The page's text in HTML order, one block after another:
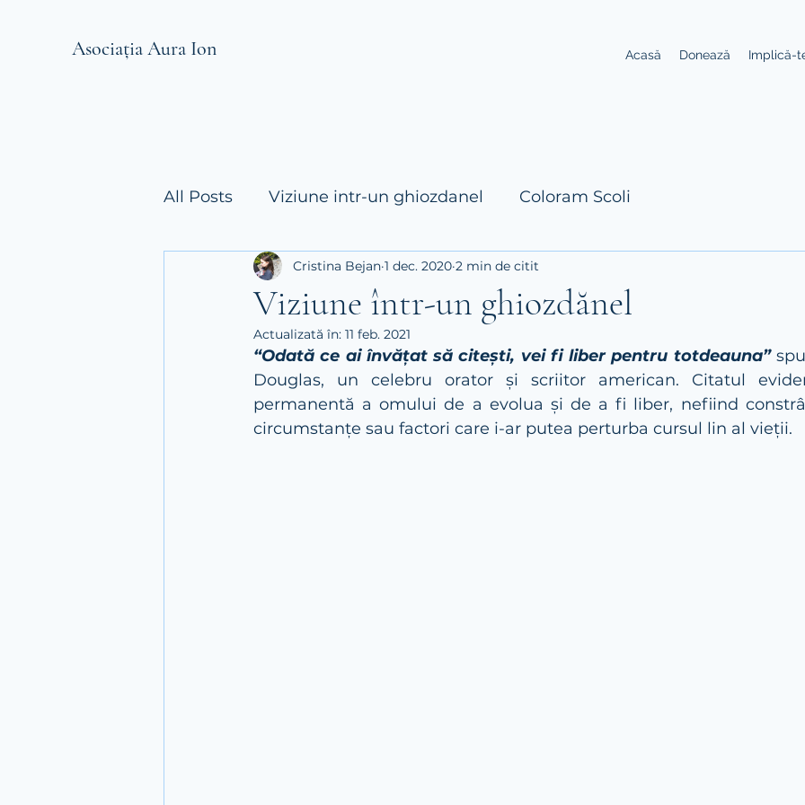
Asociația Aura Ion Acasă Donează Implică-
All Posts Viziune intr-un ghiozdanel Coloram Scoli
Viziune într-un ghiozdănel
Cristina Bejan 1 dec. 2020 2 min de citit
Actualizată în: 11 feb. 2021
“Odată ce ai învățat să citești, vei fi liber pentru totdeauna”
Douglas, un celebru orator și scriitor american. Citatul
permanentă a omului de a evolua și de a fi liber, nefiind
circumstanțe sau factori care i-ar putea perturba cursul lin al vieții.